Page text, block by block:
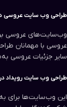
طراحی وب سایت‌ عروسی
وب‌سایت‌های عروسی
عروسی با مهمانان
سایر جزئیات عروسی
طراحی وب سایت‌ رویداد
این وب‌سایت‌ها برای